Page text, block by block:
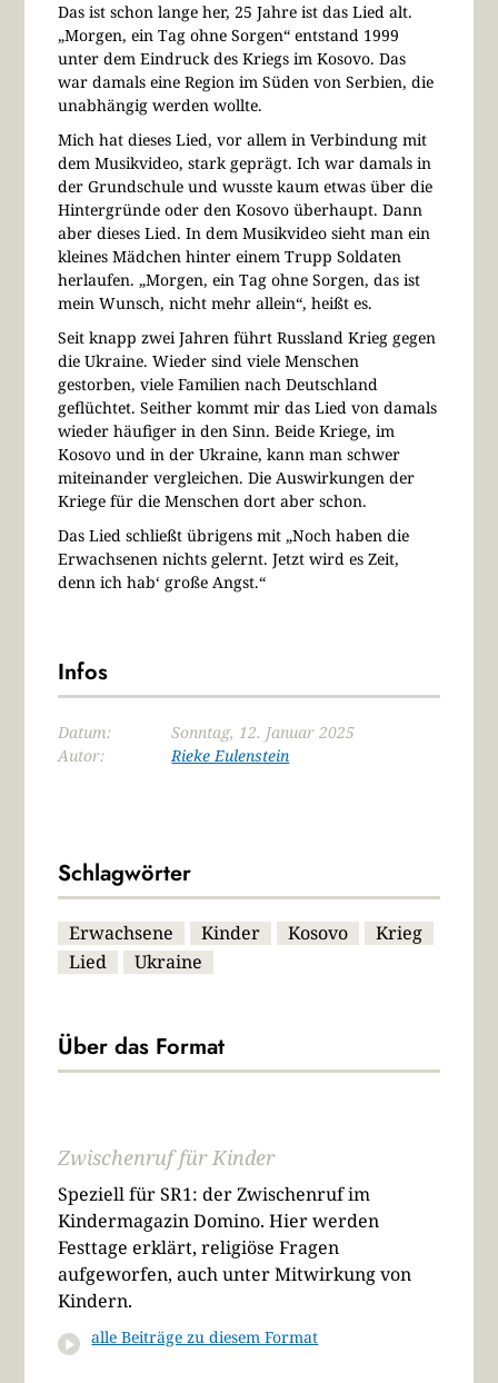
Das ist schon lange her, 25 Jahre ist das Lied alt.
„Morgen, ein Tag ohne Sorgen“ entstand 1999
unter dem Eindruck des Kriegs im Kosovo. Das
war damals eine Region im Süden von Serbien, die
unabhängig werden wollte.
Mich hat dieses Lied, vor allem in Verbindung mit
dem Musikvideo, stark geprägt. Ich war damals in
der Grundschule und wusste kaum etwas über die
Hintergründe oder den Kosovo überhaupt. Dann
aber dieses Lied. In dem Musikvideo sieht man ein
kleines Mädchen hinter einem Trupp Soldaten
herlaufen. „Morgen, ein Tag ohne Sorgen, das ist
mein Wunsch, nicht mehr allein“, heißt es.
Seit knapp zwei Jahren führt Russland Krieg gegen
die Ukraine. Wieder sind viele Menschen
gestorben, viele Familien nach Deutschland
geflüchtet. Seither kommt mir das Lied von damals
wieder häufiger in den Sinn. Beide Kriege, im
Kosovo und in der Ukraine, kann man schwer
miteinander vergleichen. Die Auswirkungen der
Kriege für die Menschen dort aber schon.
Das Lied schließt übrigens mit „Noch haben die
Erwachsenen nichts gelernt. Jetzt wird es Zeit,
denn ich hab‘ große Angst.“
Infos
Datum:
Sonntag, 12. Januar 2025
Autor:
Rieke Eulenstein
Schlagwörter
Erwachsene Kinder Kosovo
Krieg
Lied
Ukraine
Über das Format
Zwischenruf für Kinder
Speziell für SR1: der Zwischenruf im
Kindermagazin Domino. Hier werden
Festtage erklärt, religiöse Fragen
aufgeworfen, auch unter Mitwirkung von
Kindern.
alle Beiträge zu diesem Format